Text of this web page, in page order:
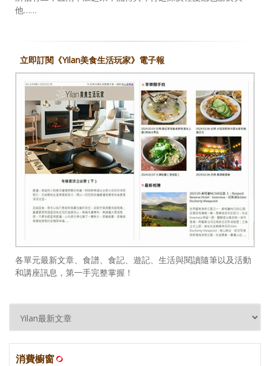
他……
立即訂閱《Yilan美食生活玩家》電子報
各單元最新文章、食譜、食記、遊記、生活與閱讀隨筆以及活動
和講座訊息，第一手完整掌握！
消費櫥窗